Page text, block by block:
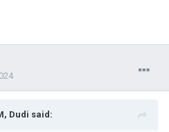
Dudi said: